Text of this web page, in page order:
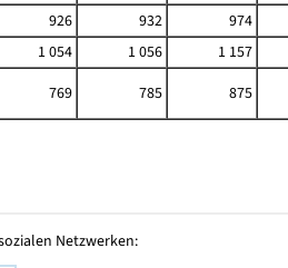
926 932 974
1 054 1 056 1 157
769 785 875
Netzwerken: